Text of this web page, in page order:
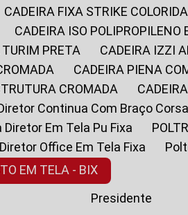
CADEIRA FIXA STRIKE
CADEIRA ISO
TURIM PRETA
CADEIRA IZZI
CADEIRA PIENA
CROMADA
Continua Com Braço Corsa
Diretor Em Tela Pu Fixa
Diretor Office Em Tela Fixa
EM TELA - BIX
Presidente